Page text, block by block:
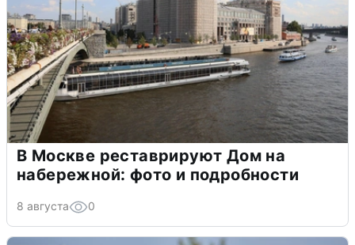
В Москве реставрируют Дом на
набережной: фото и подробности
8 августа 0